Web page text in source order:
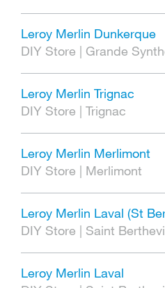
Leroy Merlin Dunkerque
DIY Store | Grande
Leroy Merlin Trignac
DIY Store | Trignac
Leroy Merlin Merlimont
DIY Store | Merlimont
Leroy Merlin Laval (St
DIY Store | Saint
Leroy Merlin Laval